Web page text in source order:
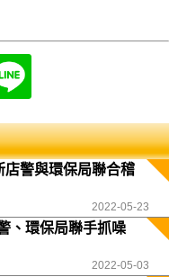
店警與環保局聯合稽
2022-05-23
、環保局聯手抓噪
2022-05-03